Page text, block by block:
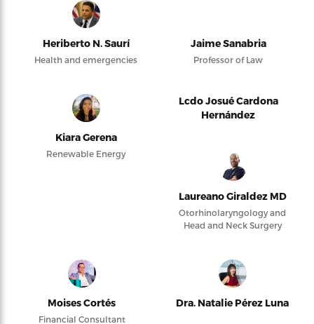
Heriberto N. Saurí
Health and emergencies
Jaime Sanabria
Professor of Law
Kiara Gerena
Renewable Energy
Lcdo Josué Cardona
Hernández
Laureano Giraldez MD
Otorhinolaryngology and
Head and Neck Surgery
Moises Cortés
Financial Consultant
Dra. Natalie Pérez Luna